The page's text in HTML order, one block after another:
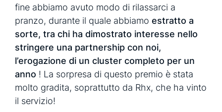
fine abbiamo avuto modo di rilassarci a
pranzo, durante il quale abbiamo estratto a
sorte, tra chi ha dimostrato interesse nello
stringere una partnership con noi,
l’erogazione di un cluster completo per un
anno ! La sorpresa di questo premio è stata
molto gradita, soprattutto da Rhx, che ha vinto
il servizio!